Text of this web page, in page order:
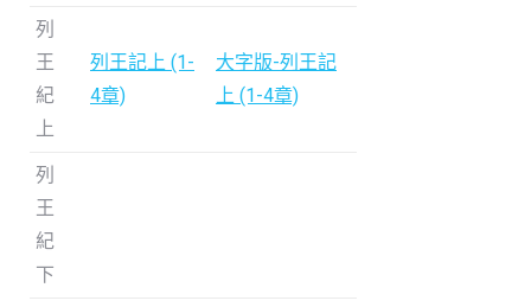
列
王
紀
上
列王記上 (1-
4章)
大字版-列王記
上 (1-4章)
列
王
紀
下